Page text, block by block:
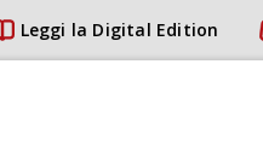
Leggi la Digital Edition